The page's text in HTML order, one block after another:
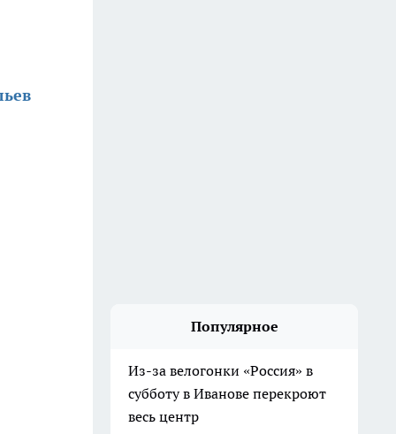
Популярное
Из-за велогонки «Россия» в
субботу в Иванове перекроют
весь центр